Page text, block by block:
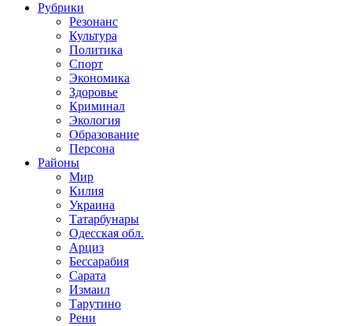
Рубрики
Резонанс
Культура
Политика
Спорт
Экономика
Здоровье
Криминал
Экология
Образование
Персона
Районы
Мир
Килия
Украина
Татарбунары
Одесская обл.
Арциз
Бессарабия
Сарата
Измаил
Тарутино
Рени